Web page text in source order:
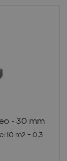
- 30 mm
10 m2 = 0,3